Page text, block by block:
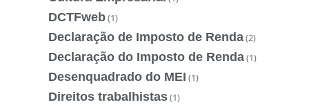
DCTFweb(1)
Declaração de Imposto de Renda(2)
Declaração do Imposto de Renda(1)
Desenquadrado do MEI (1)
Direitos trabalhistas(1)